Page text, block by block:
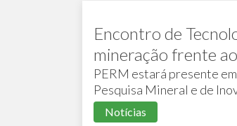
Encontro de
mineração frente
PERM estará presente
Pesquisa Mineral e de
Notícias